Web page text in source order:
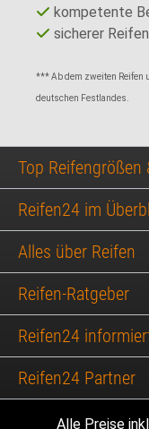
kompetente
sicherer
*** Ab dem zweiten Reifen
deutschen Festlandes.
Top Reifengrößen
Reifen24 im
Alles über Reifen
Reifen-Ratgeber
Reifen24
Reifen24 Partner
Alle Preise